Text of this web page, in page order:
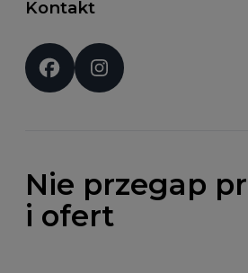
Kontakt
Social media:
Nie przegap
i ofert